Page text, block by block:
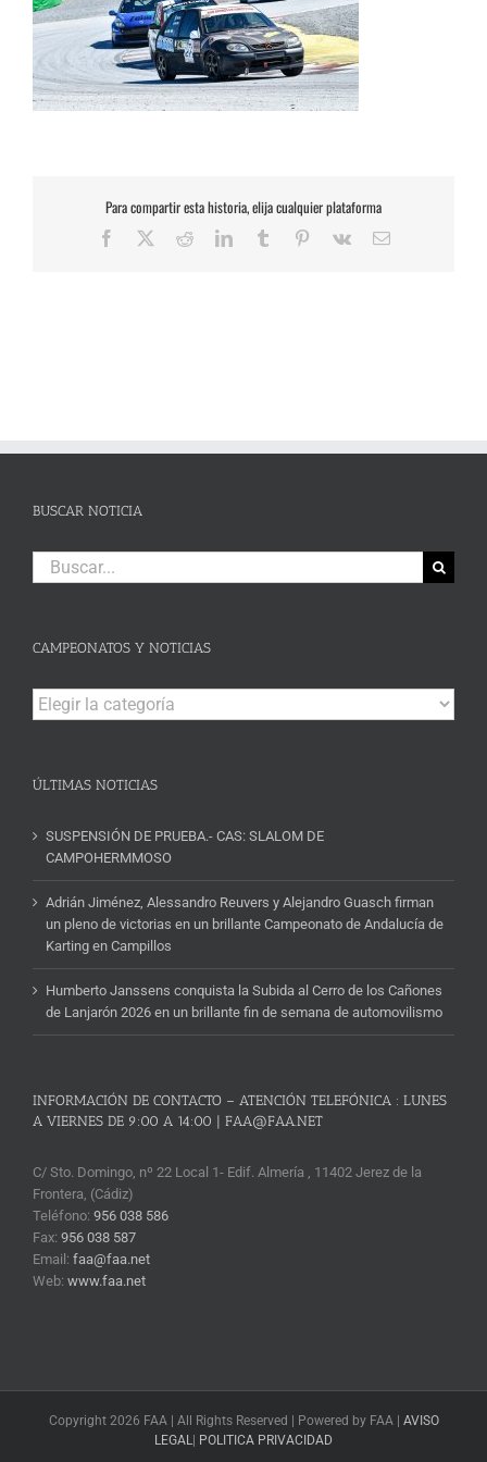
Para compartir esta historia, elija cualquier plataforma
Facebook RedditLinkedInTumblr Pinterest
Vk
Correo
BUSCAR NOTICIA
Buscar:
CAMPEONATOS Y NOTICIAS
Campeonatos
y
ÚLTIMAS NOTICIAS
SUSPENSIÓN DE PRUEBA.- CAS: SLALOM DE
CAMPOHERMMOSO
Adrián Jiménez, Alessandro Reuvers y Alejandro Guasch firman
un pleno de victorias en un brillante Campeonato de Andalucía de
Karting en Campillos
Humberto Janssens conquista la Subida al Cerro de los Cañones
de Lanjarón 2026 en un brillante fin de semana de automovilismo
INFORMACIÓN DE CONTACTO – ATENCIÓN TELEFÓNICA : LUNES
A VIERNES DE 9:00 A 14:00 | FAA@FAA.NET
C/ Sto. Domingo, nº 22 Local 1- Edif. Almería , 11402 Jerez de la
Frontera, (Cádiz)
Teléfono: 956 038 586
Fax: 956 038 587
Email: faa@faa.net
Web: www.faa.net
Copyright 2026 FAA | All Rights Reserved | Powered by FAA | AVISO
LEGAL | POLITICA PRIVACIDAD